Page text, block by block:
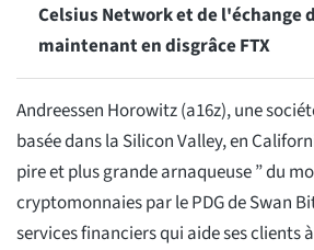
Celsius Network et de l'échange
maintenant en disgrâce FTX
Andreessen Horowitz (a16z), une
basée dans la Silicon Valley, en
pire et plus grande arnaqueuse ” du
cryptomonnaies par le PDG de Swan
services financiers qui aide ses clients